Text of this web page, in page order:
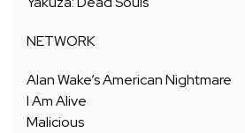
NETWORK
Alan Wake’s American Nightmare
I Am Alive
Malicious